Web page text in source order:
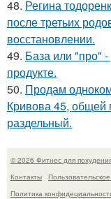
48. Регина
после третьих
восстановлении.
49. База или "про"
продукте.
50. Продам
Кривова 45, общей
раздельный.
© 2026 Фитнес для
Контакты
Политика